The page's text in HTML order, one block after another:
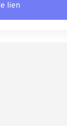
lien